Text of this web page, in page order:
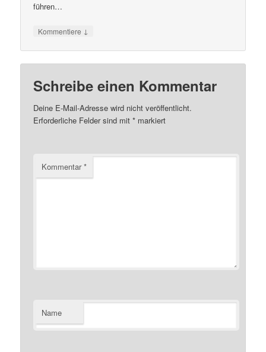
führen…
Kommentiere ↓
Schreibe einen Kommentar
Deine E-Mail-Adresse wird nicht veröffentlicht.
Erforderliche Felder sind mit* markiert
Kommentar*
Name